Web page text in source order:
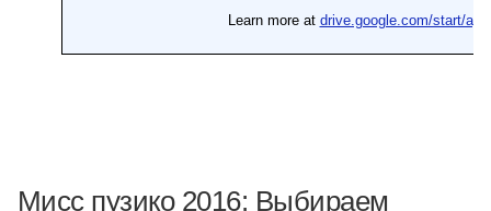
Мисс пузико 2016: Выбираем